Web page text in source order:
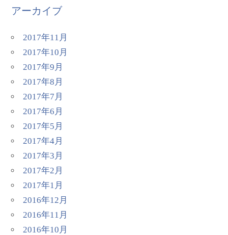
アーカイブ
2017年11月
2017年10月
2017年9月
2017年8月
2017年7月
2017年6月
2017年5月
2017年4月
2017年3月
2017年2月
2017年1月
2016年12月
2016年11月
2016年10月